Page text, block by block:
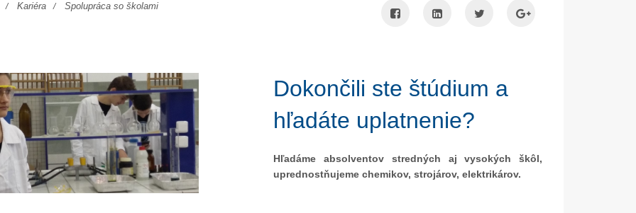
Kariéra Spolupráca so školami
Dokončili ste štúdium a
hľadáte uplatnenie?
Hľadáme absolventov stredných aj vysokých škôl,
uprednostňujeme chemikov, strojárov, elektrikárov.